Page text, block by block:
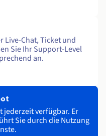
Live-Chat, Ticket und
Sie Ihr Support-Level
an.
jederzeit verfügbar. Er
Sie durch die Nutzung